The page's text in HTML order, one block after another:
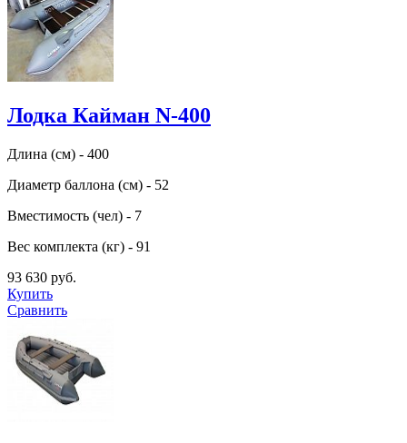
Лодка Кайман N-400
Длина (см) - 400
Диаметр баллона (см) - 52
Вместимость (чел) - 7
Вес комплекта (кг) - 91
93 630 руб.
Купить
Сравнить